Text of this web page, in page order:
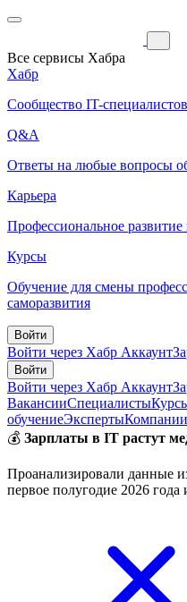
Все сервисы Хабра
Хабр
Сообщество IT-специалистов
Q&A
Ответы на любые вопросы
Карьера
Профессиональное
Курсы
Обучение для смены
саморазвития
Войти
Войти через Хабр Аккаунт
Войти
Войти через Хабр Аккаунт
ВакансииСпециалисты
обучениеЭкспертыКомпании
💰 Зарплаты в IT растут
Проанализировали данные
первое полугодие 2026 года